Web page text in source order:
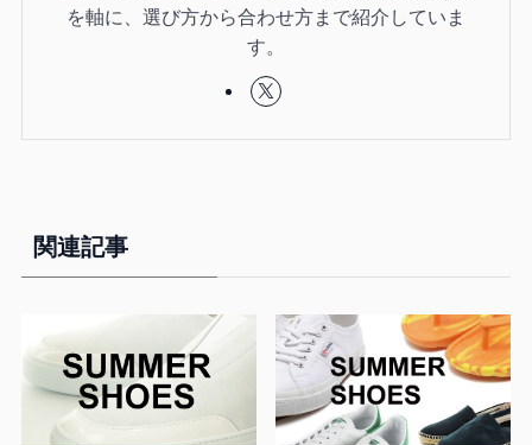
を軸に、選び方から合わせ方まで紹介していま
す。
関連記事